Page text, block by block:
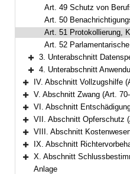
Art. 49 Schutz von
Art. 50
Art. 51 Protokollierung, Kontrolle
Art. 52 Parlamentarische
Bereich erweitern
3. Unterabschnitt Datenspeicherung, -
Bereich erweitern
4. Unterabschnitt Anwendung des
Bereich erweitern
IV. Abschnitt Vollzugshilfe
Bereich erweitern
V. Abschnitt Zwang (Art.
Bereich erweitern
VI. Abschnitt Entschädigungs-,
Bereich erweitern
VII. Abschnitt Opferschutz
Bereich erweitern
VIII. Abschnitt
Bereich erweitern
IX. Abschnitt
Bereich erweitern
X. Abschnitt
Anlage